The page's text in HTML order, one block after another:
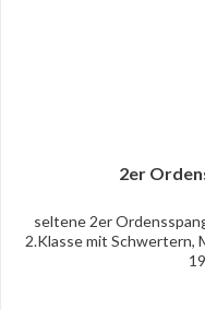
2er
seltene 2er
2.Klasse mit Schwertern,